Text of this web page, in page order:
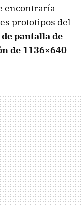
encontraría
prototipos del
pantalla de
de 1136×640